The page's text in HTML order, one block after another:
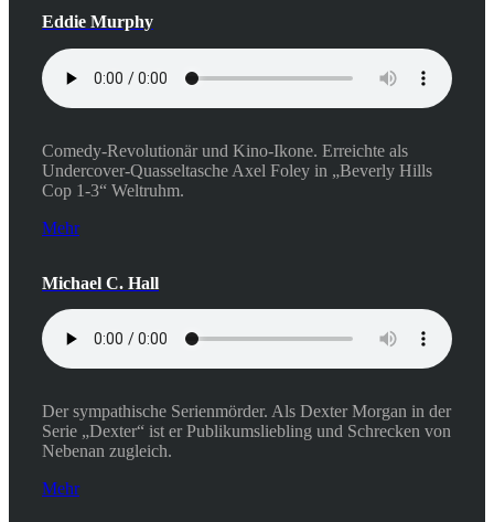
Eddie Murphy
Comedy-Revolutionär und Kino-Ikone. Erreichte als
Undercover-Quasseltasche Axel Foley in „Beverly Hills
Cop 1-3“ Weltruhm.
Mehr
Michael C. Hall
Der sympathische Serienmörder. Als Dexter Morgan in der
Serie „Dexter“ ist er Publikumsliebling und Schrecken von
Nebenan zugleich.
Mehr